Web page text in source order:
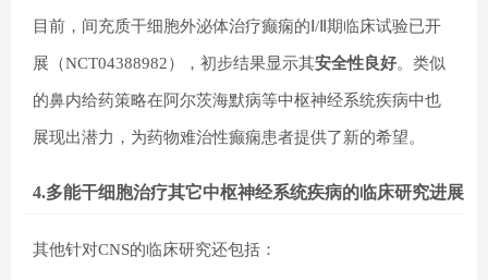
目前，间充质干细胞外泌体治疗癫痫的Ⅰ/Ⅱ期临床试验已开
展（NCT04388982），初步结果显示其安全性良好。类似
的鼻内给药策略在阿尔茨海默病等中枢神经系统疾病中也
展现出潜力，为药物难治性癫痫患者提供了新的希望。
4.多能干细胞治疗其它中枢神经系统疾病的临床研究进展
其他针对CNS的临床研究还包括：